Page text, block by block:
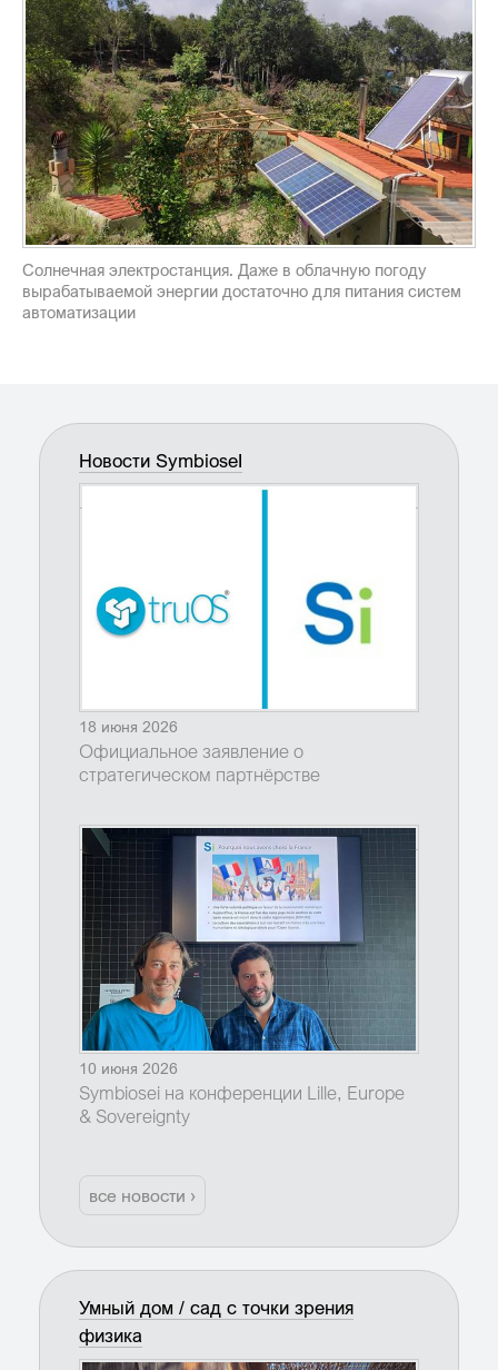
Солнечная электростанция. Даже в облачную погоду
вырабатываемой энергии достаточно для питания систем
автоматизации
Новости SymbioseI
18 июня 2026
Официальное заявление о
стратегическом партнёрстве
10 июня 2026
Symbiosei на конференции Lille, Europe
& Sovereignty
все новости ›
Умный дом / сад с точки зрения
физика